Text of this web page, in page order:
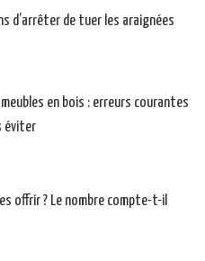
d’arrêter de tuer les araignées
en bois : erreurs courantes
éviter
offrir ? Le nombre compte-t-il